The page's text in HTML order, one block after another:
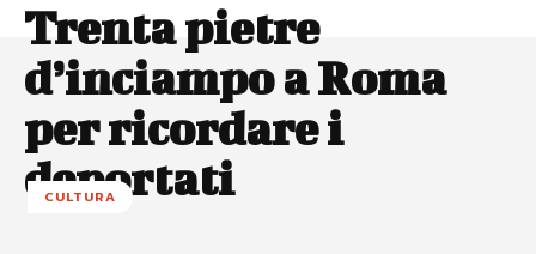
Trenta pietre
d’inciampo a Roma
per ricordare i
deportati
CULTURA